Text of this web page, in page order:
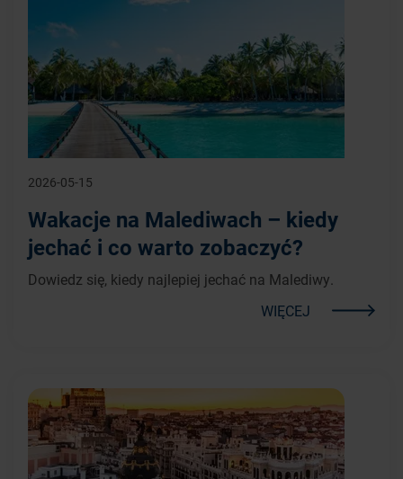
2026-05-15
Wakacje na Malediwach – kiedy
jechać i co warto zobaczyć?
Dowiedz się, kiedy najlepiej jechać na Malediwy.
WIĘCEJ